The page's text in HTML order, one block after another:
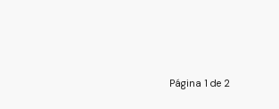
Página 1 de 2